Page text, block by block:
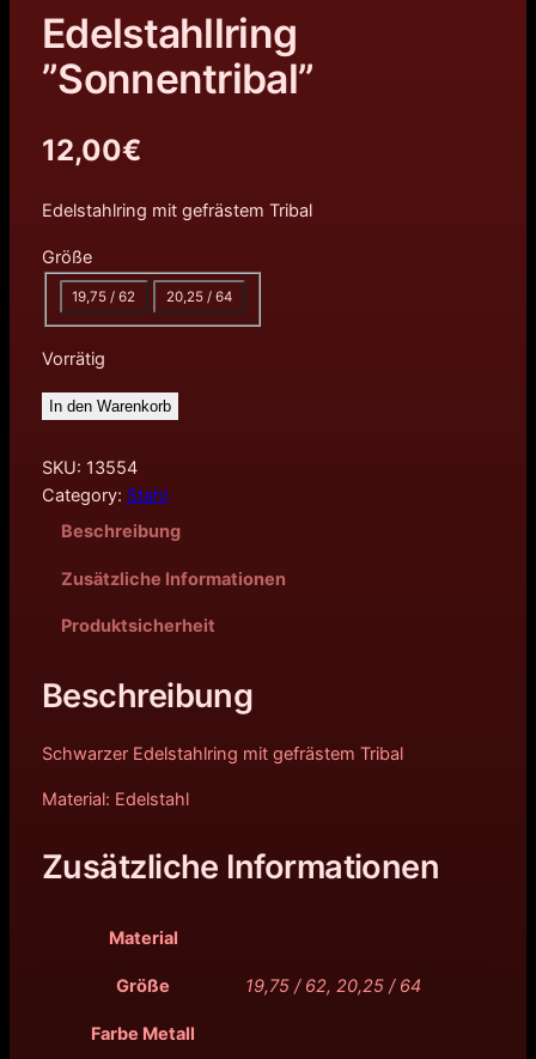
Edelstahllring
”Sonnentribal”
12,00€
Edelstahlring mit gefrästem Tribal
Größe
19,75 / 62 20,25 / 64
Vorrätig
In den Warenkorb
SKU: 13554
Category: Stahl
Beschreibung
Zusätzliche Informationen
Produktsicherheit
Beschreibung
Schwarzer Edelstahlring mit gefrästem Tribal
Material: Edelstahl
Zusätzliche Informationen
Material
Größe 19,75 / 62, 20,25 / 64
Farbe Metall